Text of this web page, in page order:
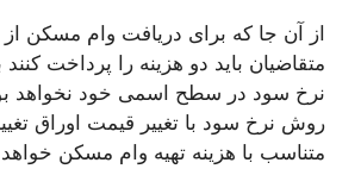
از آن جا که برای دریافت وام مسکن
متقاضیان باید دو هزینه را پرداخت کنند
نرخ سود در سطح اسمی خود نخواهد
روش نرخ سود با تغییر قیمت اوراق
متناسب با هزینه تهیه وام مسکن